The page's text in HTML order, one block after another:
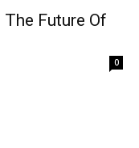
Future Of
0